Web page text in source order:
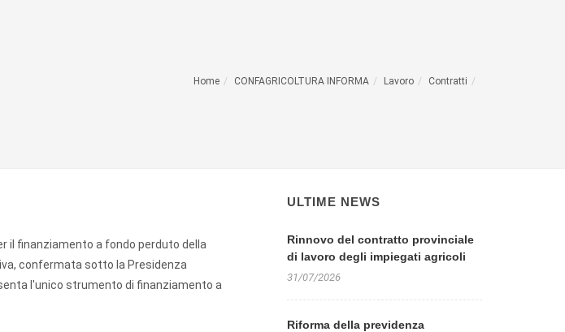
Home CONFAGRICOLTURA INFORMA Lavoro Contratti
il finanziamento a fondo perduto della
confermata sotto la Presidenza
l'unico strumento di finanziamento a
ULTIME NEWS
Rinnovo del contratto provinciale
di lavoro degli impiegati agricoli
31/07/2026
Riforma della previdenza